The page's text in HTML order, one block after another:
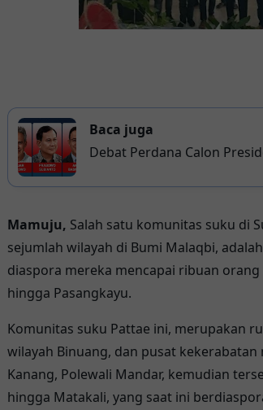
Baca juga
Debat Perdana Calon
Mamuju, Salah satu komunitas suku di
sejumlah wilayah di Bumi Malaqbi,
diaspora mereka mencapai ribuan
hingga Pasangkayu.
Komunitas suku Pattae ini, merupakan
wilayah Binuang, dan pusat
Kanang, Polewali Mandar, kemudian
hingga Matakali, yang saat ini